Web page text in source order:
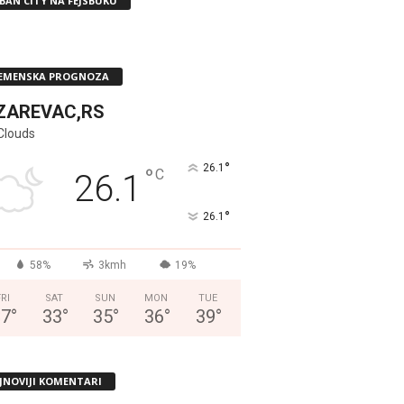
PROGNOZA
26.1 °C 26.1 °
26.1 °
58% 3kmh 19%
°
SAT
33°
SUN
35°
MON
36°
TUE
39°
KOMENTARI